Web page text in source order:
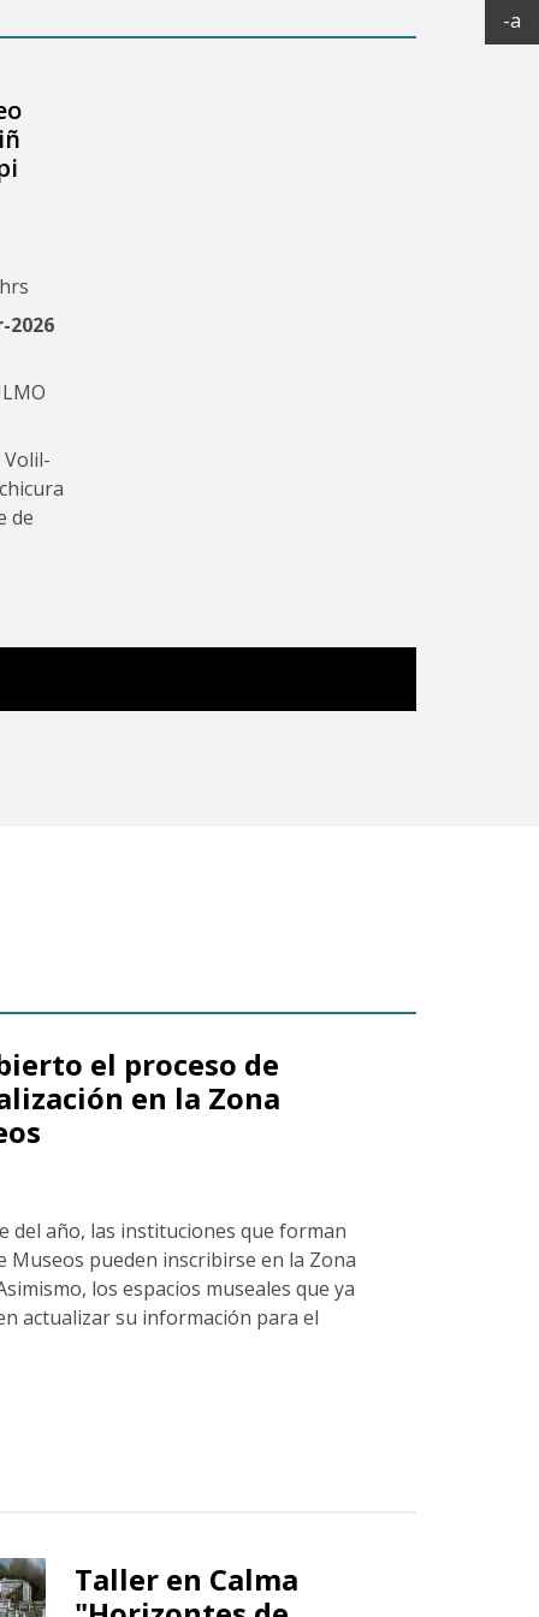
2026
de
el proceso de
en la Zona
del año, las instituciones que forman
Museos pueden inscribirse en la Zona
los espacios museales que ya
actualizar su información para el
abierto el proceso de inscripción y actualización
Taller en Calma
-a